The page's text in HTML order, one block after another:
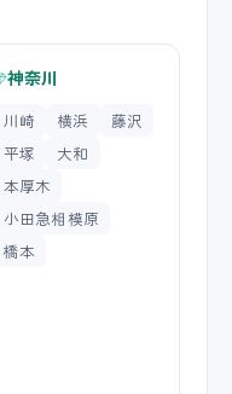
神奈川
川崎 横浜
藤沢
平塚
大和
本厚木
小田急相模原
橋本